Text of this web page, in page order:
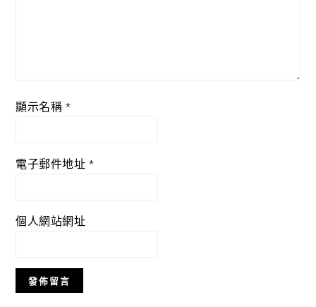
顯示名稱 *
電子郵件地址 *
個人網站網址